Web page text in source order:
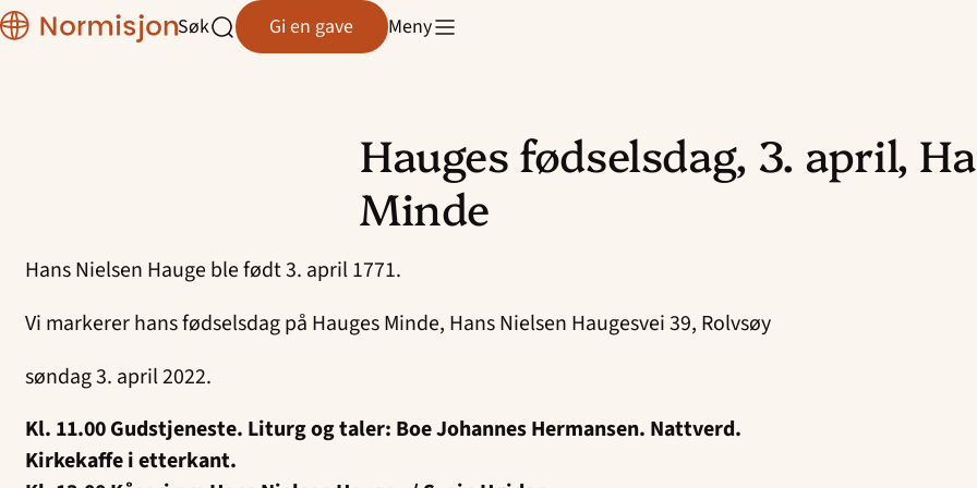
Region
Østfold
Åpne
Søk Gi en gave Meny
Hauges fødselsdag, 3. april,
Minde
Hans Nielsen Hauge ble født 3. april 1771.
Vi markerer hans fødselsdag på Hauges Minde, Hans Nielsen Haugesvei 39, Rolvsøy
søndag 3. april 2022.
Kl. 11.00 Gudstjeneste. Liturg og taler: Boe Johannes Hermansen. Nattverd.
Kirkekaffe i etterkant.